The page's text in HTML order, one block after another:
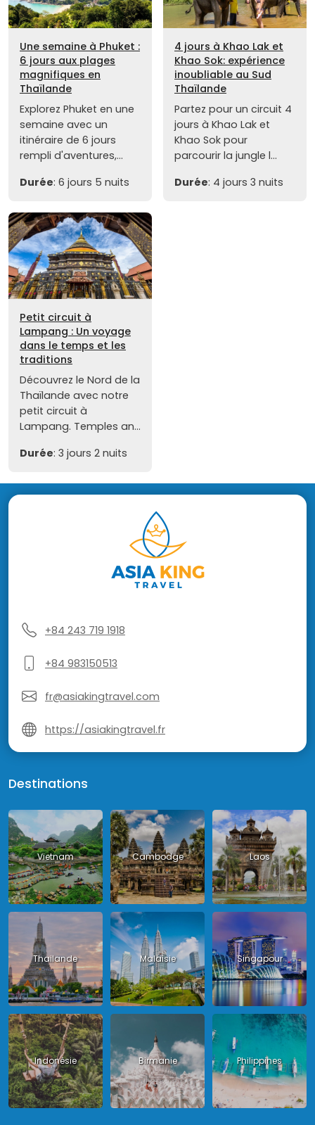
Une semaine à Phuket :
6 jours aux plages
magnifiques en
Thaïlande
Explorez Phuket en une
semaine avec un
itinéraire de 6 jours
rempli d'aventures,...
Durée: 6 jours 5 nuits
4 jours à Khao Lak et
Khao Sok: expérience
inoubliable au Sud
Thaïlande
Partez pour un circuit 4
jours à Khao Lak et
Khao Sok pour
parcourir la jungle l...
Durée: 4 jours 3 nuits
Petit circuit à
Lampang : Un voyage
dans le temps et les
traditions
Découvrez le Nord de la
Thaïlande avec notre
petit circuit à
Lampang. Temples an...
Durée: 3 jours 2 nuits
+84 243 719 1918
+84 983150513
fr@asiakingtravel.com
https://asiakingtravel.fr
Destinations
Vietnam Cambodge Laos
Thailande Malaisie Singapour
Indonésie Birmanie Philippines